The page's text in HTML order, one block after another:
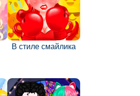
В стиле смайлика